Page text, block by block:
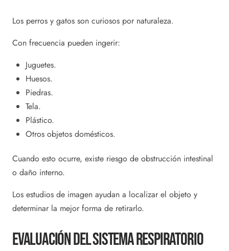
Los perros y gatos son curiosos por naturaleza.
Con frecuencia pueden ingerir:
Juguetes.
Huesos.
Piedras.
Tela.
Plástico.
Otros objetos domésticos.
Cuando esto ocurre, existe riesgo de obstrucción intestinal
o daño interno.
Los estudios de imagen ayudan a localizar el objeto y
determinar la mejor forma de retirarlo.
Evaluación Del Sistema Respiratorio